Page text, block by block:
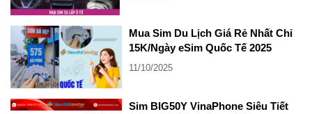
Mua Sim Du Lịch Giá Rẻ Nhất Chỉ
15K/Ngày eSim Quốc Tế 2025
11/10/2025
Sim BIG50Y VinaPhone Siêu Tiết